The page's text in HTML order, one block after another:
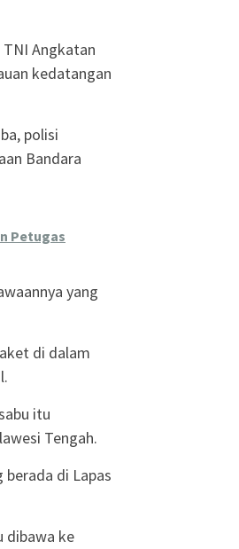
Angkatan
kedatangan
polisi
Bandara
Petugas
yang
di dalam
itu
Tengah.
berada di Lapas
dibawa ke